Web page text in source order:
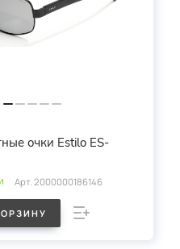
очки Estilo ES-
Арт.2000000186146